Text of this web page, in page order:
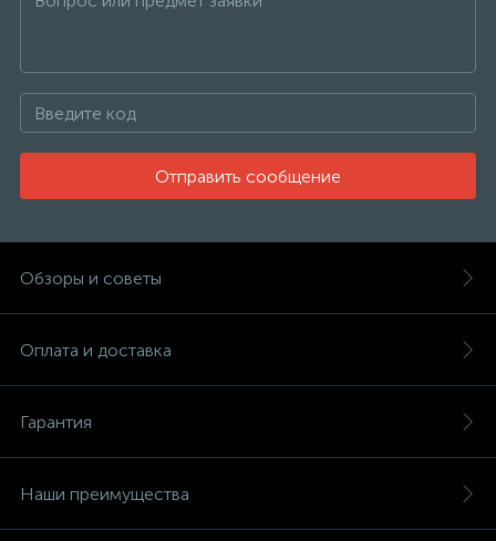
Отправить сообщение
Обзоры и советы
Оплата и доставка
Гарантия
Наши преимущества